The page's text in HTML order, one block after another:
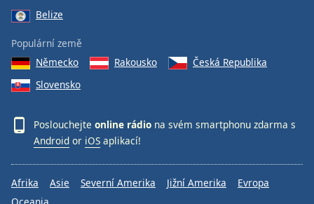
Belize
Populární země
Německo
Rakousko
Česká Republika
Slovensko
Poslouchejte online rádio na svém smartphonu zdarma s
Android or iOS aplikací!
Afrika Asie Severní Amerika Jižní Amerika
Evropa